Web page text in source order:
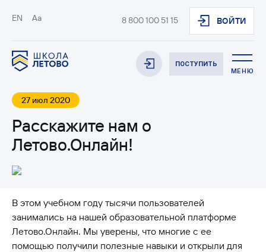
EN Aa 8 800 100 51 15 ВОЙТИ
ПОСТУПИТЬ
МЕНЮ
27 июл 2020
Расскажите нам о
Летово.Онлайн!
В этом учебном году тысячи пользователей
занимались на нашей образовательной платформе
Летово.Онлайн. Мы уверены, что многие с ее
помощью получили полезные навыки и открыли для